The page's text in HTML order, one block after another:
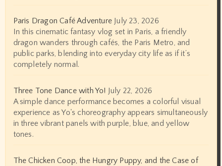
Paris Dragon Café Adventure July 23, 2026
In this cinematic fantasy vlog set in Paris, a friendly
dragon wanders through cafés, the Paris Metro, and
public parks, blending into everyday city life as if it’s
completely normal.
Three Tone Dance with Yo! July 22, 2026
A simple dance performance becomes a colorful visual
experience as Yo's choreography appears simultaneously
in three vibrant panels with purple, blue, and yellow
tones.
The Chicken Coop, the Hungry Puppy, and the Case of